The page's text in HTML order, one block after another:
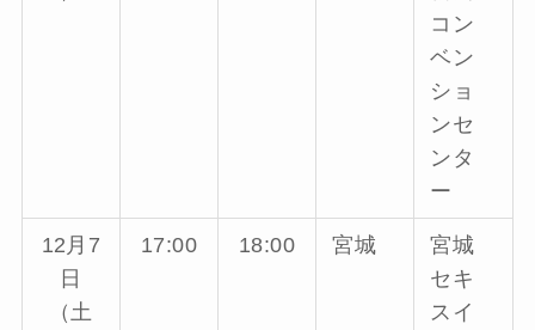
コン
ベン
ショ
ンセ
ンタ
ー
12月7
日
（土
17:00 18:00 宮城
宮城
セキ
スイ